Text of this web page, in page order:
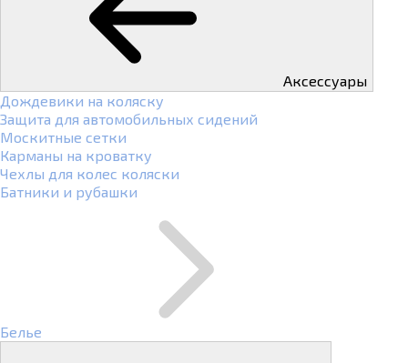
Аксессуары
Дождевики на коляску
Защита для автомобильных сидений
Москитные сетки
Карманы на кроватку
Чехлы для колес коляски
Батники и рубашки
Белье